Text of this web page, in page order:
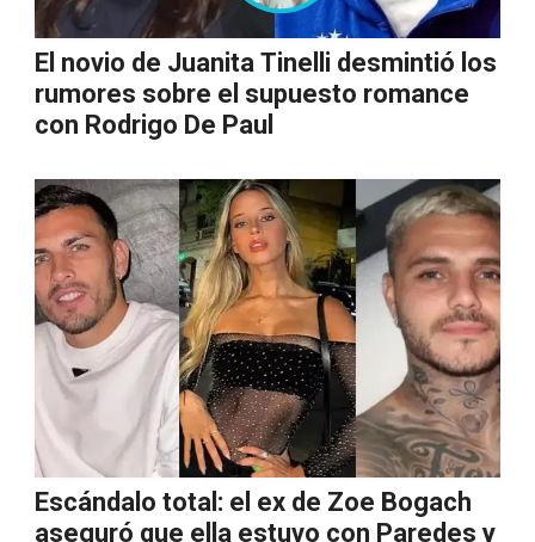
El novio de Juanita Tinelli desmintió los
rumores sobre el supuesto romance
con Rodrigo De Paul
Escándalo total: el ex de Zoe Bogach
aseguró que ella estuvo con Paredes y